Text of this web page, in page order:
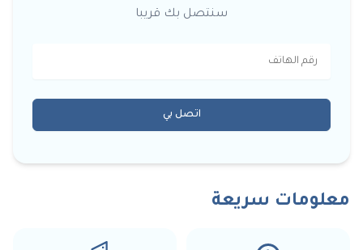
سنتصل بك قريبا
اتصل بي
معلومات سريعة